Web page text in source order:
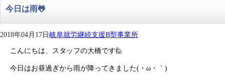
今日は雨🐸
2018年04月17日岐阜就労継続支援B型事業所
こんにちは、スタッフの大橋です🙋
今日はお昼過ぎから雨が降ってきました(・ω・｀)